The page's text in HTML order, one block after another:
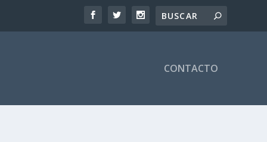
CONTACTO